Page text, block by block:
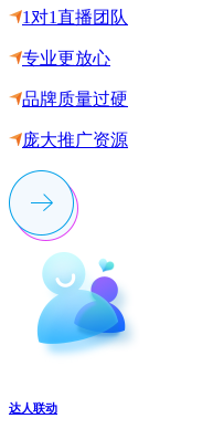
1对1直播团队
专业更放心
品牌质量过硬
庞大推广资源
达人联动